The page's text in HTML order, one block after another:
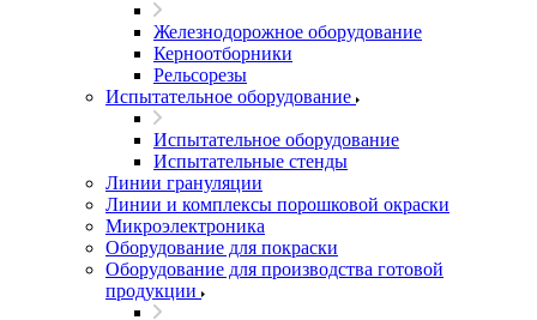
Железнодорожное оборудование
Керноотборники
Рельсорезы
Испытательное оборудование
Испытательное оборудование
Испытательные стенды
Линии грануляции
Линии и комплексы порошковой окраски
Микроэлектроника
Оборудование для покраски
Оборудование для производства готовой
продукции